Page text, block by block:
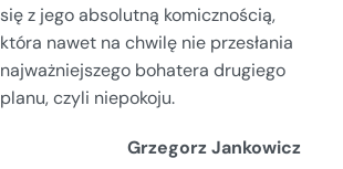
się z jego absolutną komicznością,
która nawet na chwilę nie przesłania
najważniejszego bohatera drugiego
planu, czyli niepokoju.
Grzegorz Jankowicz